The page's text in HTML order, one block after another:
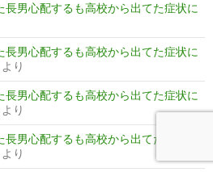
男心配するも高校から出てた症状に
男心配するも高校から出てた症状に
より
男心配するも高校から出てた症状に
より
男心配するも高校から出てた症状に
より